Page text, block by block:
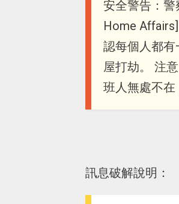
安全警告：
Home
認每個人都
屋打劫。 注
班人無處不在
訊息破解說明：